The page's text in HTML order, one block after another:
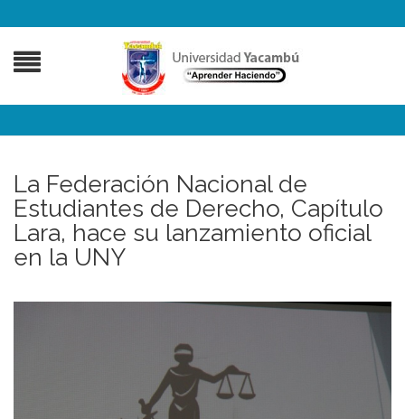
La Federación Nacional de
Estudiantes de Derecho, Capítulo
Lara, hace su lanzamiento oficial
en la UNY